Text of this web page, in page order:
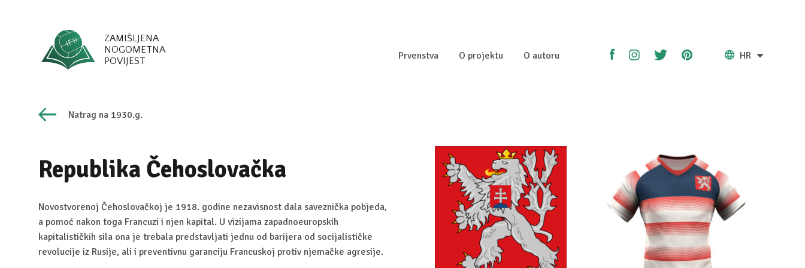
ZAMIŠLJENA
NOGOMETNA
POVIJEST
Prvenstva O projektu O autoru HR
Natrag na 1930.g.
Republika Čehoslovačka
Novostvorenoj Čehoslovačkoj je 1918. godine nezavisnost dala saveznička pobjeda,
a pomoć nakon toga Francuzi i njen kapital. U vizijama zapadnoeuropskih
kapitalističkih sila ona je trebala predstavljati jednu od barijera od socijalističke
revolucije iz Rusije, ali i preventivnu garanciju Francuskoj protiv njemačke agresije.